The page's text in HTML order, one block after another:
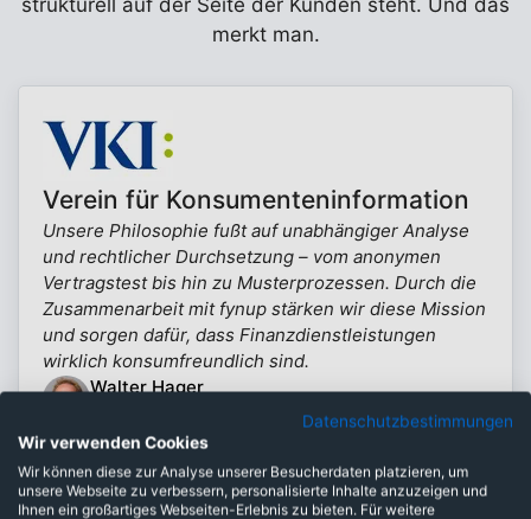
strukturell auf der Seite der Kunden steht. Und das
merkt man.
Verein für Konsumenteninformation
Unsere Philosophie fußt auf unabhängiger Analyse
und rechtlicher Durchsetzung – vom anonymen
Vertragstest bis hin zu Musterprozessen. Durch die
Zusammenarbeit mit fynup stärken wir diese Mission
und sorgen dafür, dass Finanzdienstleistungen
wirklich konsumfreundlich sind.
Walter Hager
Experte Finanzdienstleistungen (VKI)
Mehr erfahren
Datenschutzbestimmungen
Wir verwenden Cookies
Wir können diese zur Analyse unserer Besucherdaten platzieren, um
unsere Webseite zu verbessern, personalisierte Inhalte anzuzeigen und
Ihnen ein großartiges Webseiten-Erlebnis zu bieten. Für weitere